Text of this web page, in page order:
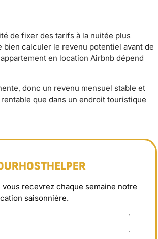
de fixer des tarifs à la nuitée plus
calculer le revenu potentiel avant de
en location Airbnb dépend
donc un revenu mensuel stable et
que dans un endroit touristique
recevrez chaque semaine notre
saisonnière.